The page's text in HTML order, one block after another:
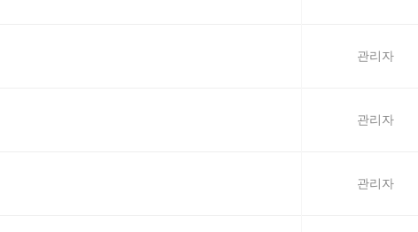
관리자
관리자
관리자